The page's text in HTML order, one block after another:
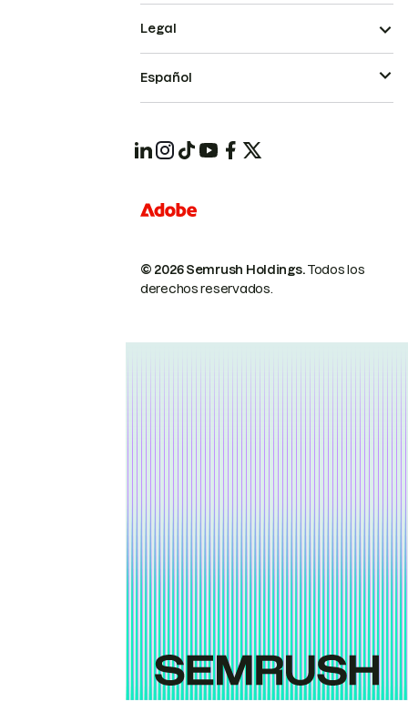
© 2026 Semrush Holdings.Todos los
derechos reservados.
Legal
Español